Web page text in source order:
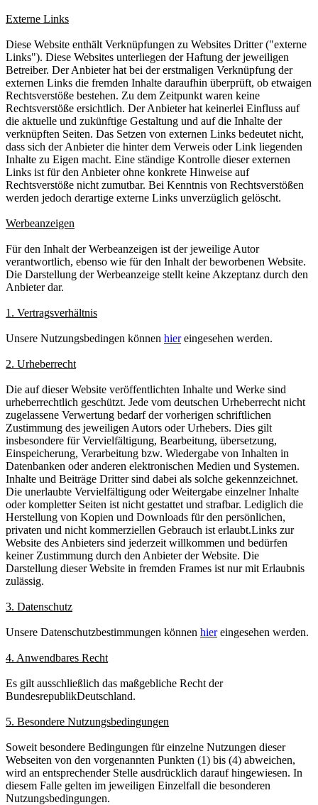
Externe Links
Diese Website enthält Verknüpfungen zu Websites Dritter ("externe
Links"). Diese Websites unterliegen der Haftung der jeweiligen
Betreiber. Der Anbieter hat bei der erstmaligen Verknüpfung der
externen Links die fremden Inhalte daraufhin überprüft, ob etwaigen
Rechtsverstöße bestehen. Zu dem Zeitpunkt waren keine
Rechtsverstöße ersichtlich. Der Anbieter hat keinerlei Einfluss auf
die aktuelle und zukünftige Gestaltung und auf die Inhalte der
verknüpften Seiten. Das Setzen von externen Links bedeutet nicht,
dass sich der Anbieter die hinter dem Verweis oder Link liegenden
Inhalte zu Eigen macht. Eine ständige Kontrolle dieser externen
Links ist für den Anbieter ohne konkrete Hinweise auf
Rechtsverstöße nicht zumutbar. Bei Kenntnis von Rechtsverstößen
werden jedoch derartige externe Links unverzüglich gelöscht.
Werbeanzeigen
Für den Inhalt der Werbeanzeigen ist der jeweilige Autor
verantwortlich, ebenso wie für den Inhalt der beworbenen Website.
Die Darstellung der Werbeanzeige stellt keine Akzeptanz durch den
Anbieter dar.
1. Vertragsverhältnis
Unsere Nutzungsbedingen können hiereingesehen werden.
2. Urheberrecht
Die auf dieser Website veröffentlichten Inhalte und Werke sind
urheberrechtlich geschützt. Jede vom deutschen Urheberrecht nicht
zugelassene Verwertung bedarf der vorherigen schriftlichen
Zustimmung des jeweiligen Autors oder Urhebers. Dies gilt
insbesondere für Vervielfältigung, Bearbeitung, übersetzung,
Einspeicherung, Verarbeitung bzw. Wiedergabe von Inhalten in
Datenbanken oder anderen elektronischen Medien und Systemen.
Inhalte und Beiträge Dritter sind dabei als solche gekennzeichnet.
Die unerlaubte Vervielfältigung oder Weitergabe einzelner Inhalte
oder kompletter Seiten ist nicht gestattet und strafbar. Lediglich die
Herstellung von Kopien und Downloads für den persönlichen,
privaten und nicht kommerziellen Gebrauch ist erlaubt.Links zur
Website des Anbieters sind jederzeit willkommen und bedürfen
keiner Zustimmung durch den Anbieter der Website. Die
Darstellung dieser Website in fremden Frames ist nur mit Erlaubnis
zulässig.
3. Datenschutz
Unsere Datenschutzbestimmungen können hiereingesehen werden.
4. Anwendbares Recht
Es gilt ausschließlich das maßgebliche Recht der
BundesrepublikDeutschland.
5. Besondere Nutzungsbedingungen
Soweit besondere Bedingungen für einzelne Nutzungen dieser
Webseiten von den vorgenannten Punkten (1) bis (4) abweichen,
wird an entsprechender Stelle ausdrücklich darauf hingewiesen. In
diesem Falle gelten im jeweiligen Einzelfall die besonderen
Nutzungsbedingungen.